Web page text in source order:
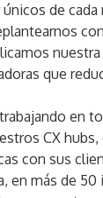
de cada
nuestra
que
en
CX
con sus
en más de 50